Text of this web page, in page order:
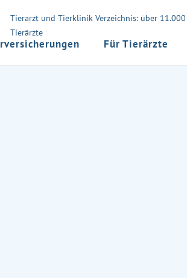
Tierarzt und Tierklinik Verzeichnis: über 11.000
Tierärzte
Für Tierärzte